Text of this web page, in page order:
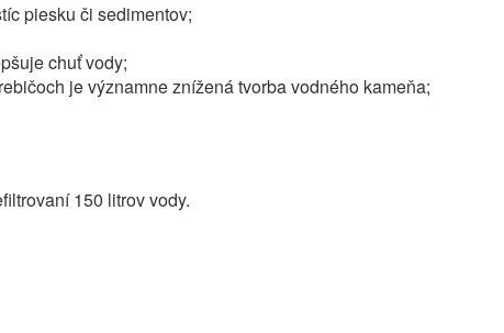
piesku či sedimentov;
chuť vody;
je významne znížená tvorba vodného kameňa;
150 litrov vody.